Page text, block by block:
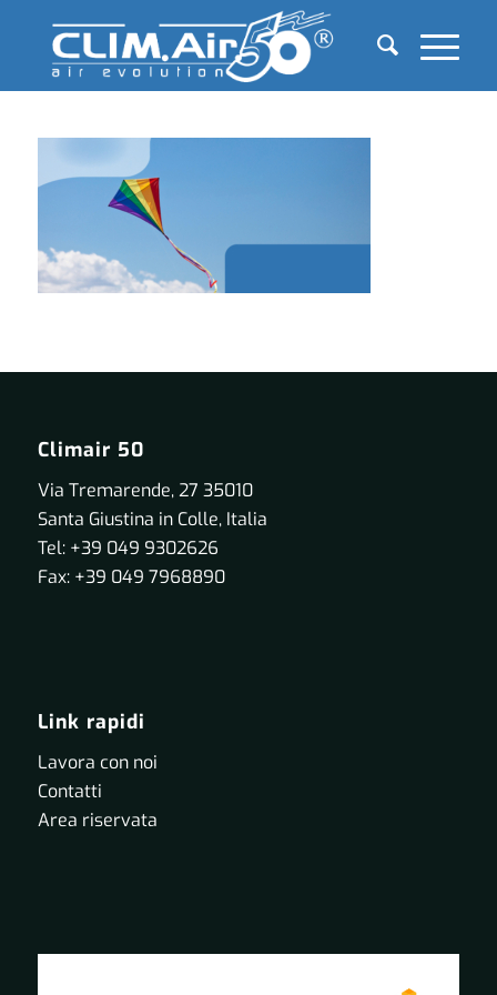
Climair 50
Via Tremarende, 27 35010
Santa Giustina in Colle, Italia
Tel: +39 049 9302626
Fax: +39 049 7968890
Link rapidi
Lavora con noi
Contatti
Area riservata